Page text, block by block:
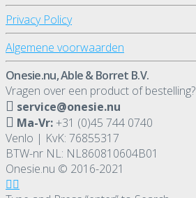
Privacy Policy
Algemene voorwaarden
Onesie.nu, Able & Borret B.V.
Vragen over een product of bestelling?
service@onesie.nu
Ma-Vr:+31 (0)45 744 0740
Venlo | KvK: 76855317
BTW-nr NL: NL860810604B01
Onesie.nu © 2016-2021